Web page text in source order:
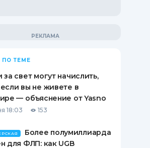
ВИНЬЕТКА
СОТРУДНИКОВ
ОТ
СЛУЧАЕВ
ВОПРОСЫ И ОТВЕТЫ
ПУТЕВОДИТЕЛИ ПО
СБЕРЕЖЕНИЯМ
ПО ТЕМЕ
за свет могут начислить,
вы не живете в
— объяснение от Yasno
18:03 153
Более полумиллиарда
для ФЛП: как UGB